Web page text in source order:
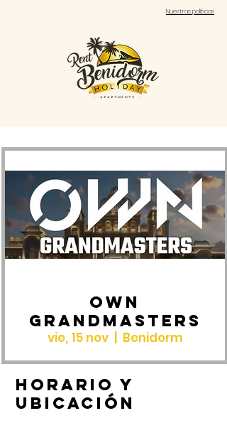
Nuestras políticas
OWN
Grandmasters
vie, 15 nov
  |
Benidorm
Horario y
ubicación